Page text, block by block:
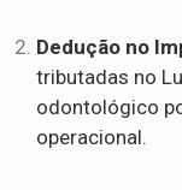
Dedução no
tributadas no
odontológico
operacional.